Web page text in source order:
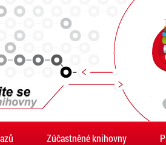
Zúčastněné knihovny